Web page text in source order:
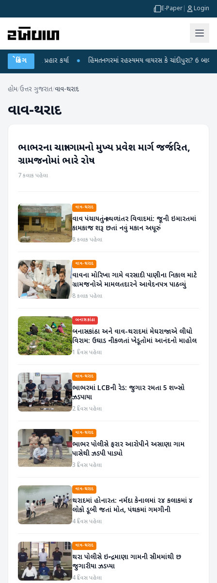
E-Paper Login
બ્રેકિંગ
પ્રહાર કર્યા ● હિંમતનગરમાં રહસ્યમય વાયરસ કે ચાંદીપુરા? 6 બાળકોના મોતથી
હોમ/ઉત્તર ગુજરાત/વાવ-થરાદ
વાવ-થરાદ
વાવ-થરાદ
ભાભરના ચાત્રા ગામનો મુખ્ય પ્રવેશ માર્ગ જર્જરિત,
ગ્રામજનોમાં ભારે રોષ
7 કલાક પહેલા
વાવ-થરાદ
વાવ પંચાયતનું સ્થળાંતર વિવાદમાં: જૂની ઇમારતમાં
કામકાજ શરૂ છતાં નવું મકાન અધૂરું
8 કલાક પહેલા
વાવ-થરાદ
વાવના મોરિખા ગામે વરસાદી પાણીના નિકાલ માટે
ગ્રામજનોએ મામલતદારને આવેદનપત્ર પાઠવ્યું
8 કલાક પહેલા
બનાસકાંઠા
બનાસકાંઠા અને વાવ-થરાદમાં મેઘરાજાએ લીધો
વિરામ: ઉઘાડ નીકળતાં ખેડૂતોમાં આનંદનો માહોલ
1 દિવસ પહેલા
વાવ-થરાદ
ભાભરમાં LCBની રેડ: જુગાર રમતા 5 શખ્સો
ઝડપાયા
2 દિવસ પહેલા
વાવ-થરાદ
ભાભર પોલીસે ફરાર આરોપીને અસાણા ગામ
પાસેથી ઝડપી પાડ્યો
3 દિવસ પહેલા
વાવ-થરાદ
થરાદમાં હોનારત: નર્મદા કેનાલમાં ૨૪ કલાકમાં ૪
લોકો ડૂબી જતાં મોત, પંથકમાં ગમગીની
4 દિવસ પહેલા
વાવ-થરાદ
થરા પોલીસે ઇન્દ્રમાણા ગામની સીમમાંથી છ
જુગારીયા ઝડપ્યા
4 દિવસ પહેલા